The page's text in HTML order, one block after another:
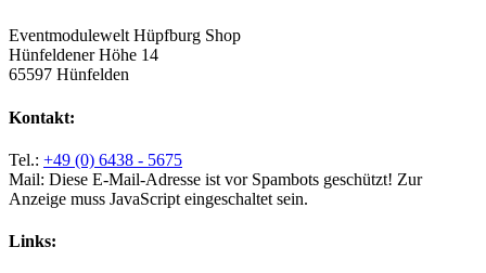
Eventmodulewelt Hüpfburg Shop
Hünfeldener Höhe 14
65597 Hünfelden
Kontakt:
Tel.: +49 (0) 6438 - 5675
Mail: Diese E-Mail-Adresse ist vor Spambots geschützt! Zur
Anzeige muss JavaScript eingeschaltet sein.
Links: